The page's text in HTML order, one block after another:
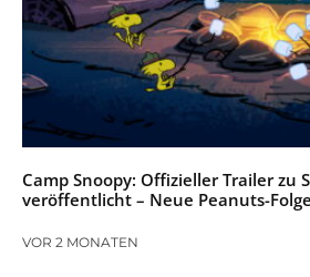
Camp Snoopy: Offizieller Trailer zu
veröffentlicht – Neue Peanuts-
VOR 2 MONATEN